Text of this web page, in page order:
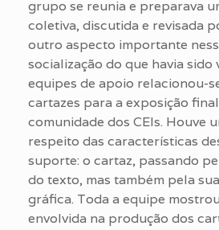
grupo se reunia e preparava
coletiva, discutida e revisada
outro aspecto importante
socialização do que havia sido
equipes de apoio relacionou-
cartazes para a exposição
comunidade dos CEIs. Houve
respeito das características
suporte: o cartaz, passando
do texto, mas também pela
gráfica. Toda a equipe
envolvida na produção dos